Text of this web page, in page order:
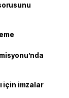
için imzalar